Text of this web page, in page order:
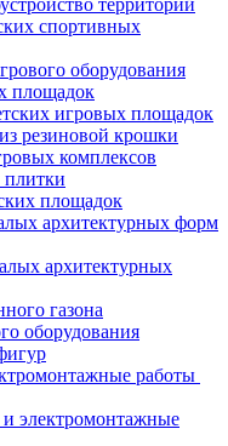
территорий
спортивных
оборудования
площадок
игровых площадок
резиновой крошки
комплексов
плитки
площадок
архитектурных форм
архитектурных
газона
оборудования
работы
электромонтажные